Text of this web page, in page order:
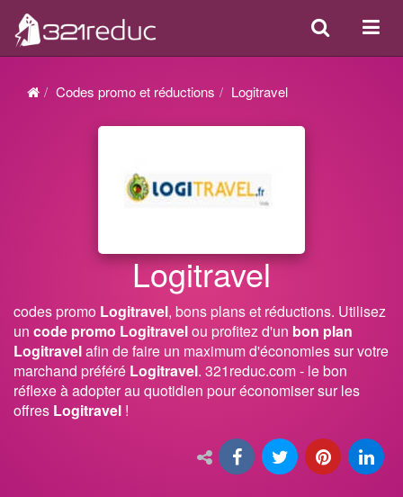
ou
Search
Codes promo et réductions Logitravel
Logitravel
codes promo Logitravel, bons plans et réductions. Utilisez
un code promo Logitravelou profitez d'un bon plan
Logitravelafin de faire un maximum d'économies sur votre
marchand préféré Logitravel. 321reduc.com - le bon
réflexe à adopter au quotidien pour économiser sur les
offres Logitravel !